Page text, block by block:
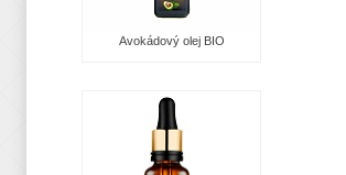
Avokádový olej BIO